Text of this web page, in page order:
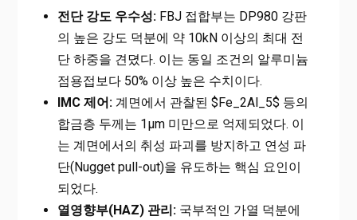
전단 강도 우수성:FBJ 접합부는 DP980 강판
의 높은 강도 덕분에 약 10kN 이상의 최대 전
단 하중을 견뎠다. 이는 동일 조건의 알루미늄
점용접보다 50% 이상 높은 수치이다.
IMC 제어:계면에서 관찰된 $Fe_2Al_5$ 등의
합금층 두께는 1μm 미만으로 억제되었다. 이
는 계면에서의 취성 파괴를 방지하고 연성 파
단(Nugget pull-out)을 유도하는 핵심 요인이
되었다.
열영향부(HAZ) 관리:국부적인 가열 덕분에